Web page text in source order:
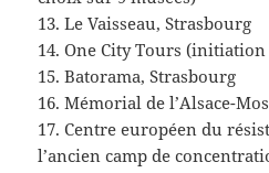
13. Le Vaisseau, Strasbourg
14. One City Tours
15. Batorama, Strasbourg
16. Mémorial de l’Alsace-
17. Centre européen du
l’ancien camp de